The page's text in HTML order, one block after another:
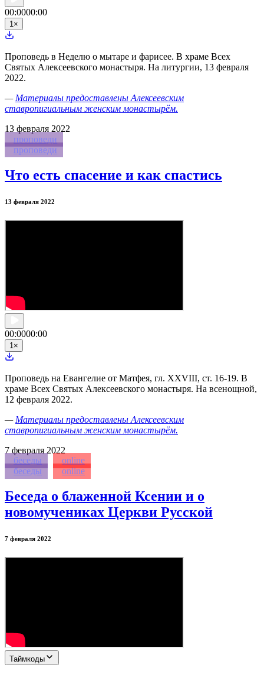
00:0000:00
1 ×
Проповедь в Неделю о мытаре и фарисее. В храме Всех
Святых Алексеевского монастыря. На литургии, 13 февраля
2022.
— Материалы предоставлены Алексеевским
ставропигиальным женским монастырём.
13 февраля 2022
проповеди
проповеди
Что есть спасение и как спастись
13 февраля 2022
00:0000:00
1 ×
Проповедь на Евангелие от Матфея, гл. XXVIII, ст. 16-19. В
храме Всех Святых Алексеевского монастыря. На всенощной,
12 февраля 2022.
— Материалы предоставлены Алексеевским
ставропигиальным женским монастырём.
7 февраля 2022
беседы
online
беседы
online
Беседа о блаженной Ксении и о
новомучениках Церкви Русской
7 февраля 2022
Таймкоды